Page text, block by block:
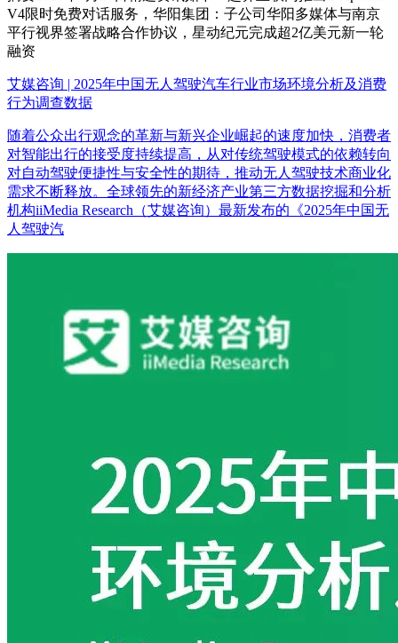
V4限时免费对话服务，华阳集团：子公司华阳多媒体与南京
平行视界签署战略合作协议，星动纪元完成超2亿美元新一轮
融资
艾媒咨询 | 2025年中国无人驾驶汽车行业市场环境分析及消费
行为调查数据
随着公众出行观念的革新与新兴企业崛起的速度加快，消费者
对智能出行的接受度持续提高，从对传统驾驶模式的依赖转向
对自动驾驶便捷性与安全性的期待，推动无人驾驶技术商业化
需求不断释放。全球领先的新经济产业第三方数据挖掘和分析
机构iiMedia Research（艾媒咨询）最新发布的《2025年中国无
人驾驶汽